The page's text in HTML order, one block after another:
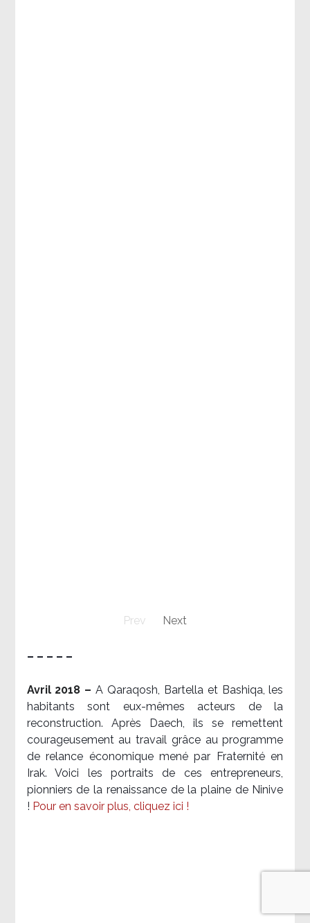
Prev Next
– – – – –
Avril 2018 –A Qaraqosh, Bartella et Bashiqa, les
habitants sont eux-mêmes acteurs de la
reconstruction. Après Daech, ils se remettent
courageusement au travail grâce au programme
de relance économique mené par Fraternité en
Irak. Voici les portraits de ces entrepreneurs,
pionniers de la renaissance de la plaine de Ninive
! Pour en savoir plus, cliquez ici !